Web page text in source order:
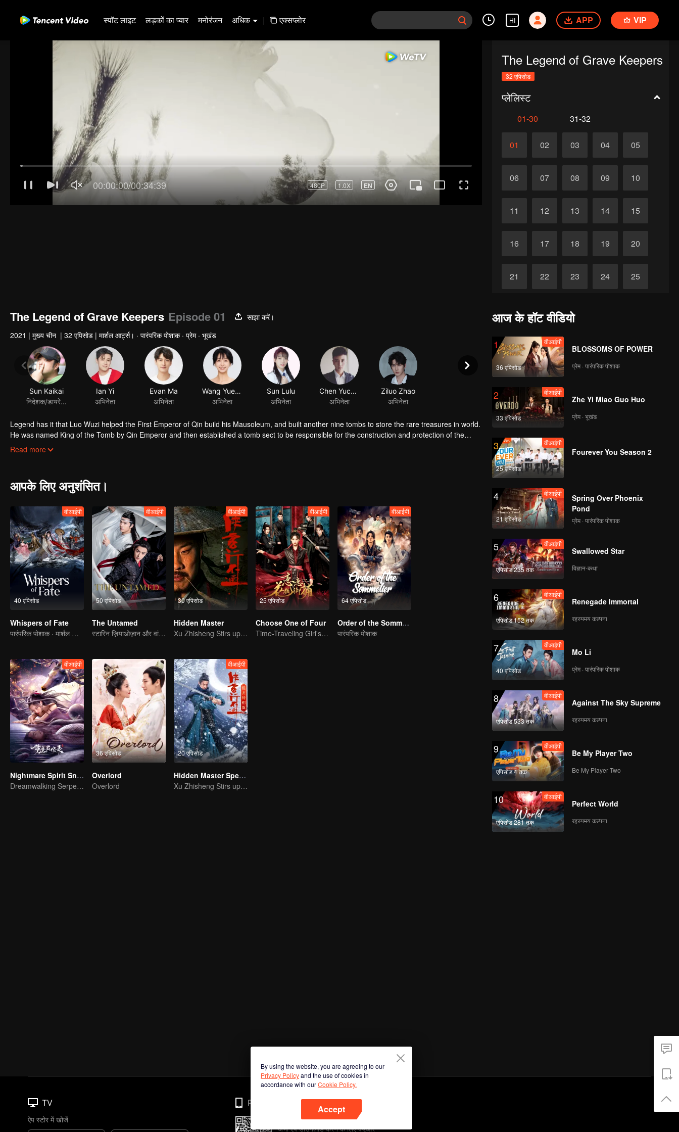
स्पॉट लाइट लड़कों का प्यार मनोरंजन अधिक | एक्सप्लोर HI APP VIP
The Legend of Grave Keepers
32 एपिसोड
प्लेलिस्ट
01-30 31-32
01 02 03 04 05
06 07 08 09 10
11 12 13 14 15
16 17 18 19 20
21 22 23 24 25
26 28
The Legend of Grave Keepers Episode 01
साझा करें।
2021 | मुख्य चीन | 32 एपिसोड | मार्शल आर्ट्स। · पारंपरिक पोशाक · प्रेम · भूखंड
Sun Kaikai
निदेशक/डायरेक्टर
Ian Yi
अभिनेता
Evan Ma
अभिनेता
Wang Yueting
अभिनेता
Sun Lulu
अभिनेता
Chen Yucheng
अभिनेता
Ziluo Zhao
अभिनेता
Legend has it that Luo Wuzi helped the First Emperor of Qin build his Mausoleum, and built another nine tombs to store the rare treasures in world.
He was named King of the Tomb by Qin Emperor and then established a tomb sect to be responsible for the construction and protection of the
royal mausoleums. In order to prevent future generations from stealing, Luo Wuzi divided the tomb sect into two, the tomb attacking faction of Luo
the throne. Rumor has it that he robbed the tomb. And the balance between two factions gradually becomes fragile...
Read more
आपके लिए अनुशंसित।
40 एपिसोड
वीआईपी
Whispers of Fate
पारंपरिक पोशाक · मार्शल आर्ट्स।
50 एपिसोड
वीआईपी
The Untamed
स्टारिन ज़ियाओज़ान और वांगयिबो
30 एपिसोड
वीआईपी
Hidden Master
Xu Zhisheng Stirs up a Hilarious Storm in the Martial World
25 एपिसोड
वीआईपी
Choose One of Four
Time-Traveling Girl's Quest to Win Over Four Handsome Men
64 एपिसोड
वीआईपी
Order of the Sommelier
पारंपरिक पोशाक
वीआईपी
Nightmare Spirit Snake Record
Dreamwalking Serpent and the Sword Immortal's Past
36 एपिसोड
Overlord
Overlord
20 एपिसोड
वीआईपी
Hidden Master Special Edition
Xu Zhisheng Stirs up a Hilarious Storm in the Martial World
आज के हॉट वीडियो
1
36 एपिसोड
वीआईपी
BLOSSOMS OF POWER
प्रेम · पारंपरिक पोशाक
2
33 एपिसोड
वीआईपी
Zhe Yi Miao Guo Huo
प्रेम · भूखंड
3
25 एपिसोड
वीआईपी
Fourever You Season 2
4
21 एपिसोड
वीआईपी
Spring Over Phoenix
Pond
प्रेम · पारंपरिक पोशाक
5
एपिसोड 235 तक
वीआईपी
Swallowed Star
विज्ञान-कथा
6
एपिसोड 152 तक
वीआईपी
Renegade Immortal
रहस्यमय कल्पना
7
40 एपिसोड
वीआईपी
Mo Li
प्रेम · पारंपरिक पोशाक
8
एपिसोड 533 तक
वीआईपी
Against The Sky Supreme
रहस्यमय कल्पना
9
एपिसोड 4 तक
वीआईपी
Be My Player Two
Be My Player Two
10
एपिसोड 281 तक
वीआईपी
Perfect World
रहस्यमय कल्पना
By using the website, you are agreeing to our
Privacy Policyand the use of cookies in
accordance with ourCookie Policy.
Accept
TV
ऐप स्टोर में खोजें
Phone
अभी ऐप डाउनलोड करने के लिए क्यूआर